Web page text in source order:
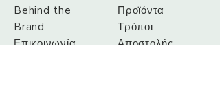
Behind the
Brand
Επικοινωνία
Προϊόντα
Τρόποι
Αποστολής